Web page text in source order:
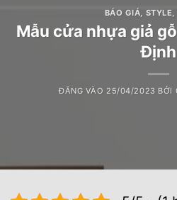
BÁO GIÁ STYLE
Mẫu cửa nhựa giả
Định
ĐĂNG VÀO 25/04/2023 BỞI